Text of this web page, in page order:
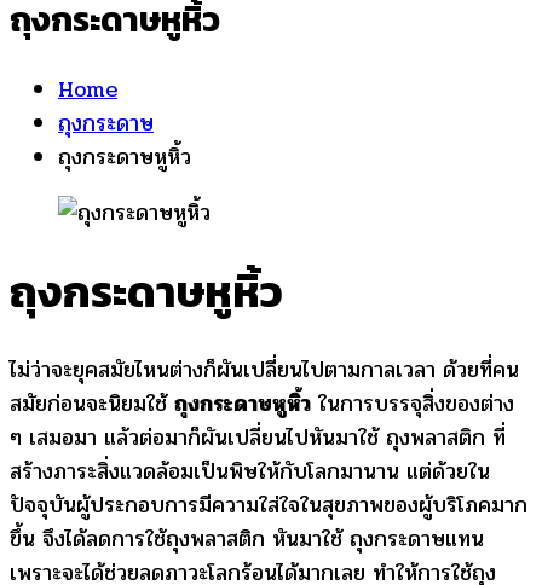
ถุงกระดาษหูหิ้ว
Home
ถุงกระดาษ
ถุงกระดาษหูหิ้ว
ถุงกระดาษหูหิ้ว
ไม่ว่าจะยุคสมัยไหนต่างก็ผันเปลี่ยนไปตามกาลเวลา ด้วยที่คน
สมัยก่อนจะนิยมใช้ถุงกระดาษหูหิ้ว ในการบรรจุสิ่งของต่าง
ๆ เสมอมา แล้วต่อมาก็ผันเปลี่ยนไปหันมาใช้ ถุงพลาสติก ที่
สร้างภาระสิ่งแวดล้อมเป็นพิษให้กับโลกมานาน แต่ด้วยใน
ปัจจุบันผู้ประกอบการมีความใส่ใจในสุขภาพของผู้บริโภคมาก
ขึ้น จึงได้ลดการใช้ถุงพลาสติก หันมาใช้ ถุงกระดาษแทน
เพราะจะได้ช่วยลดภาวะโลกร้อนได้มากเลย ทำให้การใช้ถุง